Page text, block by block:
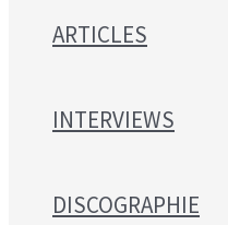
ARTICLES
INTERVIEWS
DISCOGRAPHIE